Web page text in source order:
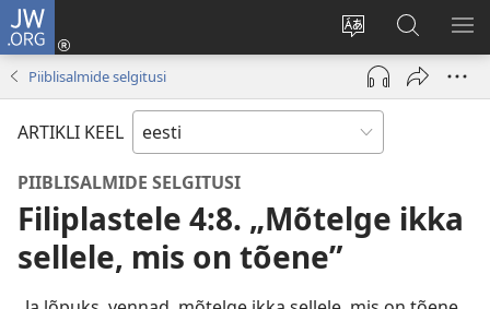
JW.ORG
Muuda
veebisaidi
keelt
Logi
sisse
(avab
akna)
Otsi
saidilt
JW.ORG
Piiblisalmide selgitusi
ARTIKLI KEEL
PIIBLISALMIDE SELGITUSI
Filiplastele 4:8. „Mõtelge ikka
sellele, mis on tõene”